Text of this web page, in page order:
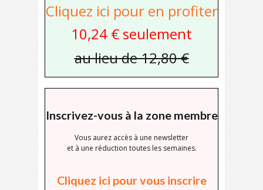
Cliquez ici pour en profiter
10,24 € seulement
au lieu de 12,80 €
Inscrivez-vous à la zone membre
Vous aurez accès à une newsletter
et à une réduction toutes les semaines.
Cliquez ici pour vous inscrire